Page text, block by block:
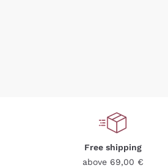
Free shipping
above 69,00 €